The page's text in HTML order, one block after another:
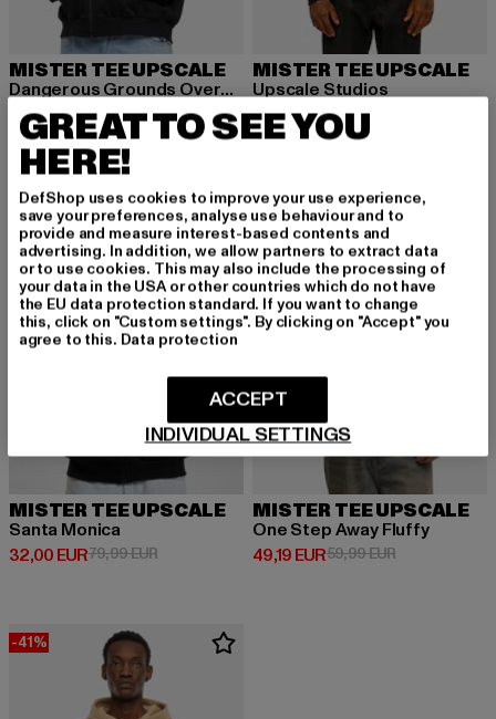
MISTER TEE UPSCALE
Dangerous Grounds Oversize Zip Hoody
40,79 EUR
Derzeitiger Preis: 40,79 EUR
79,99 EURAktionspreis: 79,99 EUR
MISTER TEE UPSCALE
Upscale Studios
43,99 EUR
Derzeitiger Preis: 43,99 EUR
79,99 EUR
-60%
MISTER TEE UPSCALE
Santa Monica
32,00 EUR
Derzeitiger Preis: 32,00 EUR
79,99 EURAktionspreis: 79,99 EUR
-18%
MISTER TEE UPSCALE
One Step Away Fluffy
49,19 EUR
Derzeitiger Preis: 49,19 EUR
59,99 EURAktionspreis:
-41%
GREAT TO SEE YOU
HERE!
DefShop uses cookies to improve your use experience,
save your preferences, analyse use behaviour and to
provide and measure interest-based contents and
advertising. In addition, we allow partners to extract data
or to use cookies. This may also include the processing of
your data in the USA or other countries which do not have
the EU data protection standard. If you want to change
this, click on "Custom settings". By clicking on "Accept" you
agree to this. Data protection
INDIVIDUAL SETTINGS
ACCEPT